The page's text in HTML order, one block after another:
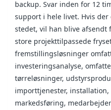
backup. Svar inden for 12
support i hele livet. Hvis
stedet, vil han blive
store projekttilpassede
fremstillingsløsninger
investeringsanalyse,
tørreløsninger,
importtjenester,
markedsføring,